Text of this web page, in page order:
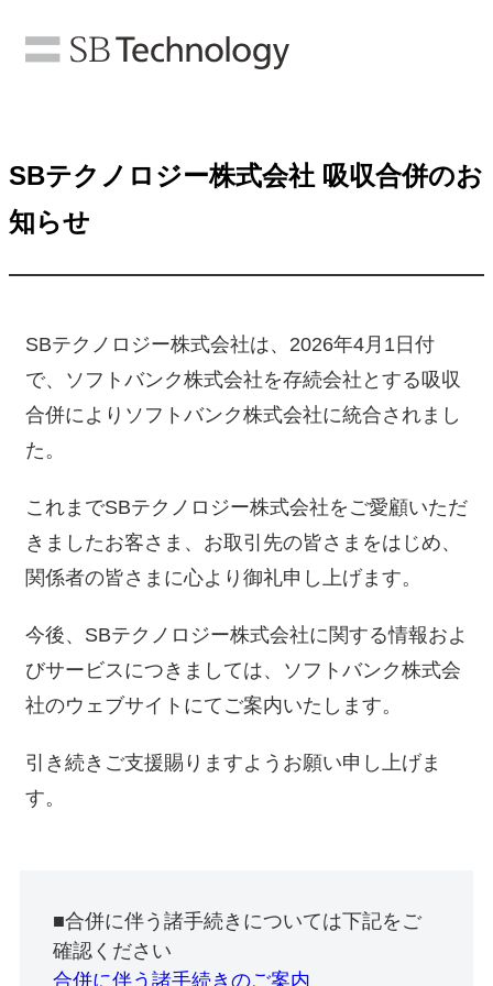
SBテクノロジー株式会社 吸収合併のお
知らせ
SBテクノロジー株式会社は、2026年4月1日付
で、ソフトバンク株式会社を存続会社とする吸収
合併によりソフトバンク株式会社に統合されまし
た。
これまでSBテクノロジー株式会社をご愛顧いただ
きましたお客さま、お取引先の皆さまをはじめ、
関係者の皆さまに心より御礼申し上げます。
今後、SBテクノロジー株式会社に関する情報およ
びサービスにつきましては、ソフトバンク株式会
社のウェブサイトにてご案内いたします。
引き続きご支援賜りますようお願い申し上げま
す。
■合併に伴う諸手続きについては下記をご
確認ください
合併に伴う諸手続きのご案内